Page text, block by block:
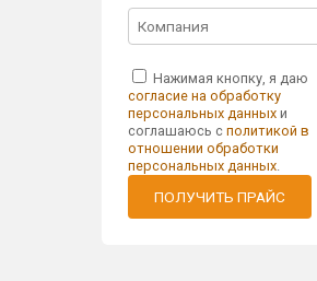
Нажимая кнопку, я даю
согласие на обработку
персональных данных и
соглашаюсь сполитикой в
отношении обработки
персональных данных
ПОЛУЧИТЬ ПРАЙС